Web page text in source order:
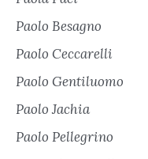
Paolo Besagno
Paolo Ceccarelli
Paolo Gentiluomo
Paolo Jachia
Paolo Pellegrino